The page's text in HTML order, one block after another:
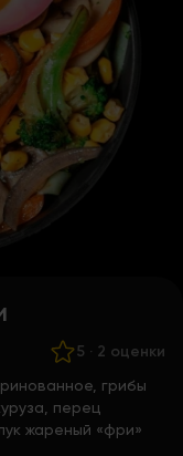
5 · 2 оценки
грибы
перец
жареный «фри»